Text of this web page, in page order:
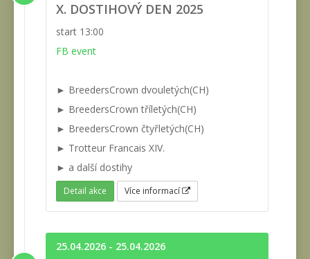
X. DOSTIHOVÝ DEN 2025
start 13:00
FB event
► BreedersCrown dvouletých(CH)
► BreedersCrown tříletých(CH)
► BreedersCrown čtyřletých(CH)
► Trotteur Francais XIV.
► a další dostihy
Detail akce Více informací
25.04.2026 - 25.04.2026